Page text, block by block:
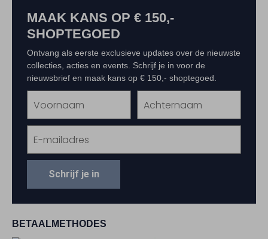
BETAALMETHODES
MAAK KANS OP € 150,-
SHOPTEGOED
Ontvang als eerste exclusieve updates over de nieuwste
collecties, acties en events. Schrijf je in voor de
nieuwsbrief en maak kans op € 150,- shoptegoed.
Schrijf je in